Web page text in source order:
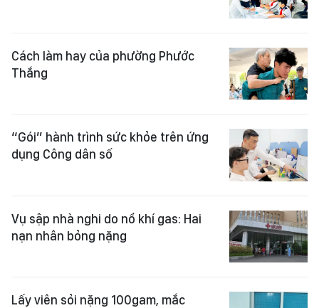
Cách làm hay của phường Phước
Thắng
“Gói” hành trình sức khỏe trên ứng
dụng Công dân số
Vụ sập nhà nghi do nổ khí gas: Hai
nạn nhân bỏng nặng
Lấy viên sỏi nặng 100gam, mắc